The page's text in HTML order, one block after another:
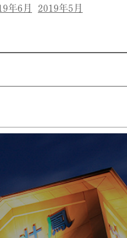
年6月 2019年5月